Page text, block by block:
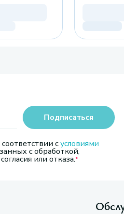
сусловиями
с обработкой,
или отказа.
Подписаться